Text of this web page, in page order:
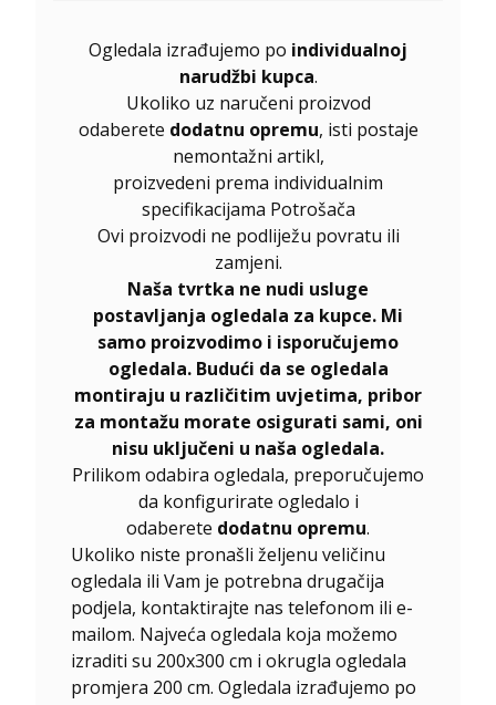
Ogledala izrađujemo po individualnoj
narudžbi kupca.
Ukoliko uz naručeni proizvod
odaberete dodatnu opremu, isti postaje
nemontažni artikl,
proizvedeni prema individualnim
specifikacijama Potrošača
Ovi proizvodi ne podliježu povratu ili
zamjeni.
Naša tvrtka ne nudi usluge
postavljanja ogledala za kupce. Mi
samo proizvodimo i isporučujemo
ogledala. Budući da se ogledala
montiraju u različitim uvjetima, pribor
za montažu morate osigurati sami, oni
nisu uključeni u naša ogledala.
Prilikom odabira ogledala, preporučujemo
da konfigurirate ogledalo i
odaberete dodatnu opremu.
Ukoliko niste pronašli željenu veličinu
ogledala ili Vam je potrebna drugačija
podjela, kontaktirajte nas telefonom ili e-
mailom. Najveća ogledala koja možemo
izraditi su 200x300 cm i okrugla ogledala
promjera 200 cm. Ogledala izrađujemo po